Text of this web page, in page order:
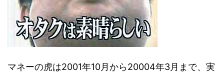
マネーの虎は2001年10月から20004年3月まで、実